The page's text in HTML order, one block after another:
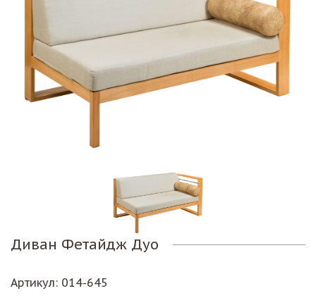
Диван Фетайдж Дуо
Артикул: 014-645